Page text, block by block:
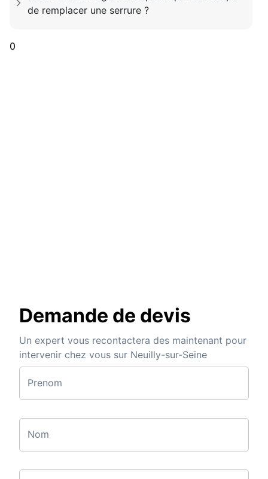
de remplacer une serrure ?
0
Demande de devis
Un expert vous recontactera des maintenant pour
intervenir chez vous sur Neuilly-sur-Seine
Prenom
Nom